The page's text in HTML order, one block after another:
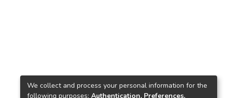
We collect and process your personal information for the
following purposes: Authentication, Preferences,